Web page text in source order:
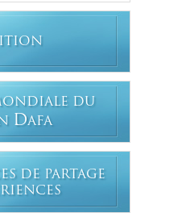
DU
DAFA
DE PARTAGE